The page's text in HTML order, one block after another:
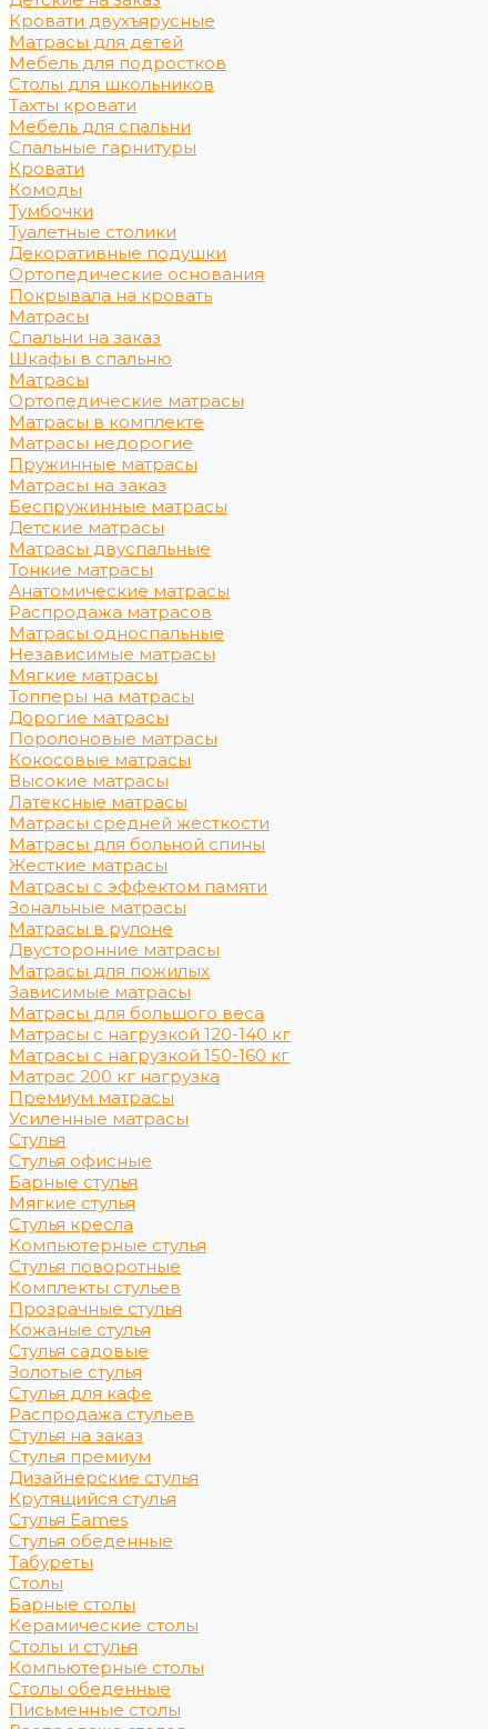
Кровати двухъярусные
Матрасы для детей
Мебель для подростков
Столы для школьников
Тахты кровати
Мебель для спальни
Спальные гарнитуры
Кровати
Комоды
Тумбочки
Туалетные столики
Декоративные подушки
Ортопедические основания
Покрывала на кровать
Матрасы
Спальни на заказ
Шкафы в спальню
Матрасы
Ортопедические матрасы
Матрасы в комплекте
Матрасы недорогие
Пружинные матрасы
Матрасы на заказ
Беспружинные матрасы
Детские матрасы
Матрасы двуспальные
Тонкие матрасы
Анатомические матрасы
Распродажа матрасов
Матрасы односпальные
Независимые матрасы
Мягкие матрасы
Топперы на матрасы
Дорогие матрасы
Поролоновые матрасы
Кокосовые матрасы
Высокие матрасы
Латексные матрасы
Матрасы средней жесткости
Матрасы для больной спины
Жесткие матрасы
Матрасы с эффектом памяти
Зональные матрасы
Матрасы в рулоне
Двусторонние матрасы
Матрасы для пожилых
Зависимые матрасы
Матрасы для большого веса
Матрасы с нагрузкой 120-140 кг
Матрасы с нагрузкой 150-160 кг
Матрас 200 кг нагрузка
Премиум матрасы
Усиленные матрасы
Стулья
Стулья офисные
Барные стулья
Мягкие стулья
Стулья кресла
Компьютерные стулья
Стулья поворотные
Комплекты стульев
Прозрачные стулья
Кожаные стулья
Стулья садовые
Золотые стулья
Стулья для кафе
Распродажа стульев
Стулья на заказ
Стулья премиум
Дизайнерские стулья
Крутящийся стулья
Стулья Eames
Стулья обеденные
Табуреты
Столы
Барные столы
Керамические столы
Столы и стулья
Компьютерные столы
Столы обеденные
Письменные столы